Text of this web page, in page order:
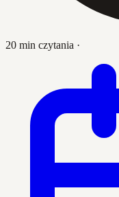
20 min czytania ·